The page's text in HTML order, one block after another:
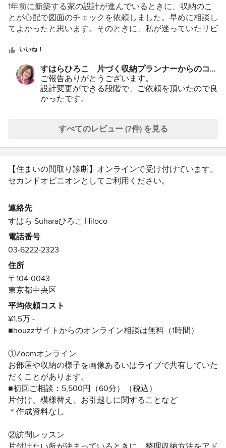
評
価：
5
星
5
1年前に新築する家の設計が進んでいるときに、収納のこ
とが心配で図面のチェックを依頼しました。早めに相談し
てよかったと思います。そのときに、私が迷っていたリビ
スペースにすることを勧められました。ウォークインクロ
ーゼットの変更も提案していただいて、設計者も快く引き
受けてくださいました。今は新居で気持ちよく過ごしてい
ます。おかげさまで階段下には花やオブジェを飾る場所に
なってよかったです。洋服の収納もうまくいっています。
いいね！
すはらひろこ 片づく収納プランナーからのコメ
ント：
ご報告ありがとうございます。
設計変更ができる段階で、ご依頼を頂いたので良
かったです。
また機会がございましたら、メッセージをいただ
すべてのレビュー (7件) を見る
【住まいの間取り診断】オンラインで受け付けています。
セカンドオピニオンとしてご利用ください。
■お客様と一緒に取り組む【片づく収納＆整うインテリ
ア】をモットーに活動中。 https://ouchisuteki.com
還暦過ぎても現役で、建築・インテリア業界での経歴30
年、整理収納プロへと転向して12年。今住んでいる部屋と
収納を片付けたい、新築・リフォームしたい、引越し前後
で片付けたいときはありませんか？共働き家族、シニア世
代、2世帯住宅、実家のことなど、効率よく気持ちよく片
付くサポートをいたします。
・しまい方の提案と作業
・お片づけの手順と作業
・家具の配置、移動
■TVチャンピオンのリフォーム収納女王。「100円グッズ
によるお片付け」から「100万円の収納デザイン」まで幅
広いリクエストに応えています。
片づくおうちプランナーとしてメディア出演、講演、講
座、取材、執筆活動を行うほか、住宅インテリア業界での
を開催中。
連絡先
すはら Suharaひろこ Hiloco
電話番号
03-6222-2323
住所
〒104-0043
東京都中央区
平均依頼コスト
¥1.5万 -
■houzzサイトからのオンライン相談は無料（1時間）
①Zoomオンライン
お部屋や収納の様子を画像あるいはライブで共有していた
だくことがあります。
■初回ご相談：5,500円（60分）（税込）
片付け、模様替え、お引越しに関することなど
＊作成資料なし
②訪問レッスン